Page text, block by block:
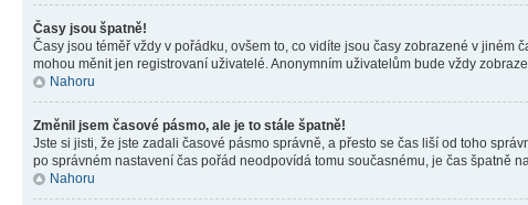
Časy jsou špatně!
Časy jsou téměř vždy v pořádku, ovšem to, co vidíte jsou časy zobrazené v jiném
mohou měnit jen registrovaní uživatelé. Anonymním uživatelům bude vždy
Nahoru
Změnil jsem časové pásmo, ale je to stále špatně!
Jste si jisti, že jste zadali časové pásmo správně, a přesto se čas liší od toho
po správném nastavení čas pořád neodpovídá tomu současnému, je čas špatně
Nahoru